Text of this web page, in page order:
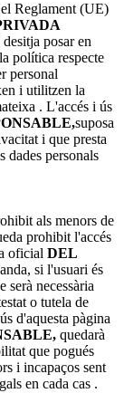
Reglament (UE)
desitja posar en
política respecte
personal
i utilitzen la
. L'accés i ús
suposa
i que presta
dades personals
als menors de
prohibit l'accés
oficial DEL
si l'usuari és
serà necessària
o tutela de
d'aquesta pàgina
quedarà
que pogués
i incapaços sent
en cada cas .